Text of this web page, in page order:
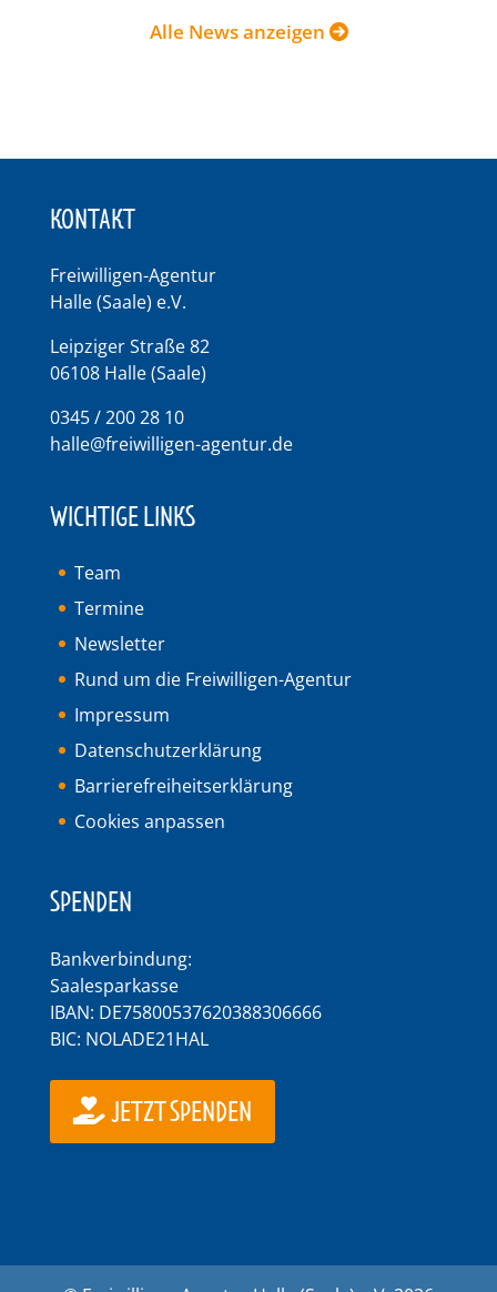
Alle News anzeigen
KONTAKT
Freiwilligen-Agentur
Halle (Saale) e.V.
Leipziger Straße 82
06108 Halle (Saale)
0345 / 200 28 10
halle@freiwilligen-agentur.de
WICHTIGE LINKS
Team
Termine
Newsletter
Rund um die Freiwilligen-Agentur
Impressum
Datenschutzerklärung
Barrierefreiheitserklärung
Cookies anpassen
SPENDEN
Bankverbindung:
Saalesparkasse
IBAN: DE75800537620388306666
BIC: NOLADE21HAL
JETZT SPENDEN